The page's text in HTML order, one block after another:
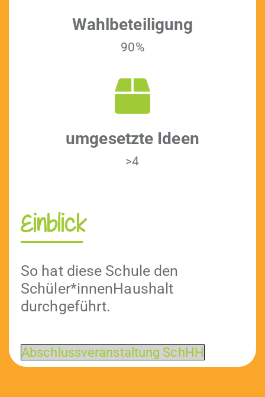
Wahlbeteili­gung
90%
umge­set­zte Ideen
>4
Einblick
So hat diese Schule den
Schüler*innenHaushalt
durchgeführt.
Abschlussver­anstal­tung SchHH